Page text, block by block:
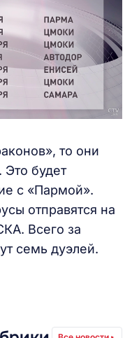
то они
Это будет
с «Пармой».
отправятся на
Всего за
семь дуэлей.